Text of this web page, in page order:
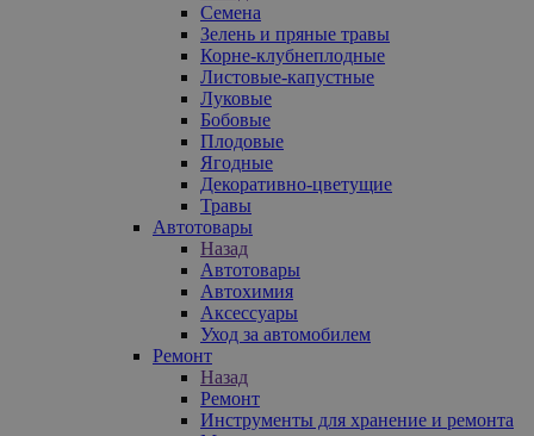
Семена
Зелень и пряные травы
Корне-клубнеплодные
Листовые-капустные
Луковые
Бобовые
Плодовые
Ягодные
Декоративно-цветущие
Травы
Автотовары
Назад
Автотовары
Автохимия
Аксессуары
Уход за автомобилем
Ремонт
Назад
Ремонт
Инструменты для хранение и ремонта